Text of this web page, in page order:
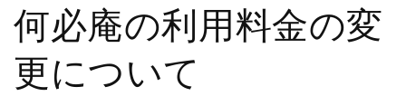
何必庵の利用料金の変
更について